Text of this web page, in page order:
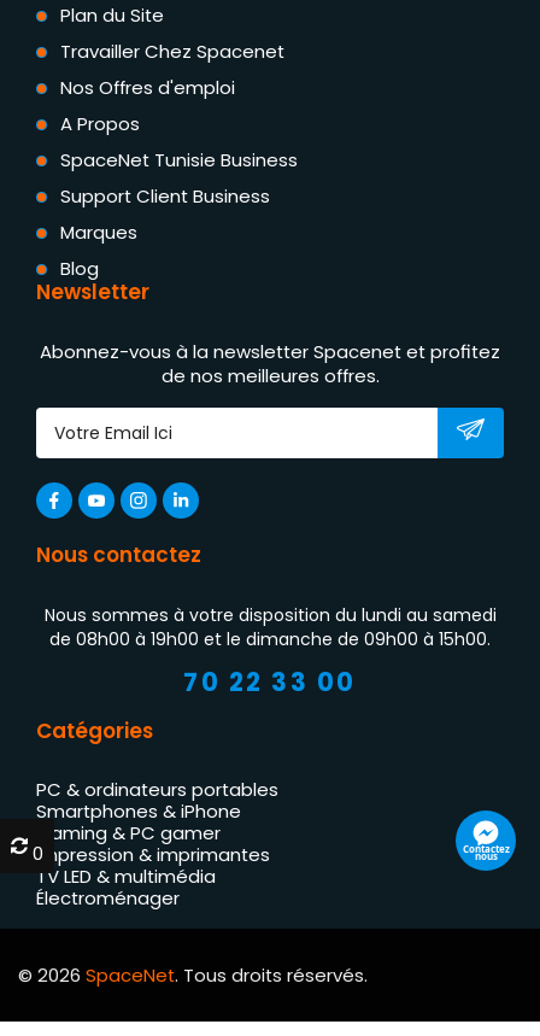
Plan du Site
Travailler Chez Spacenet
Nos Offres d'emploi
A Propos
SpaceNet Tunisie Business
Support Client Business
Marques
Blog
Newsletter
Abonnez-vous à la newsletter Spacenet et profitez
de nos meilleures offres.
Nous contactez
Nous sommes à votre disposition du lundi au samedi
de 08h00 à 19h00 et le dimanche de 09h00 à 15h00.
70 22 33 00
Catégories
PC & ordinateurs portables
Smartphones & iPhone
Gaming & PC gamer
Impression & imprimantes
TV LED & multimédia
Électroménager
© 2026 SpaceNet. Tous droits réservés.
Contactez
nous
0
0